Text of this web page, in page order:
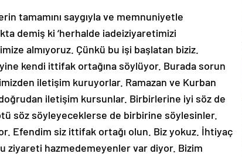
tamamını saygıyla ve memnuniyetle
demiş ki ‘herhalde iadeiziyaretimizi
almıyoruz. Çünkü bu işi başlatan biziz.
kendi ittifak ortağına söylüyor. Burada sorun
iletişim kuruyorlar. Ramazan ve Kurban
iletişim kursunlar. Birbirlerine iyi söz de
söz söyleyeceklerse de birbirine söylesinler.
Efendim siz ittifak ortağı olun. Biz yokuz. İhtiyaç
ziyareti hazmedemeyenler var diyor. Bizim